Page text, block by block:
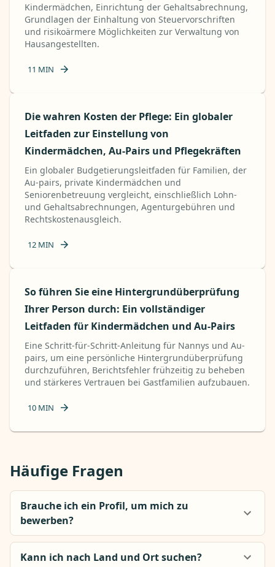
Kindermädchen, Einrichtung der Gehaltsabrechnung,
Grundlagen der Einhaltung von Steuervorschriften
und risikoärmere Möglichkeiten zur Verwaltung von
Hausangestellten.
11 MIN
Die wahren Kosten der Pflege: Ein globaler
Leitfaden zur Einstellung von
Kindermädchen, Au-Pairs und Pflegekräften
Ein globaler Budgetierungsleitfaden für Familien, der
Au-pairs, private Kindermädchen und
Seniorenbetreuung vergleicht, einschließlich Lohn-
und Gehaltsabrechnungen, Agenturgebühren und
Rechtskostenausgleich.
12 MIN
So führen Sie eine Hintergrundüberprüfung
Ihrer Person durch: Ein vollständiger
Leitfaden für Kindermädchen und Au-Pairs
Eine Schritt-für-Schritt-Anleitung für Nannys und Au-
pairs, um eine persönliche Hintergrundüberprüfung
durchzuführen, Berichtsfehler frühzeitig zu beheben
und stärkeres Vertrauen bei Gastfamilien aufzubauen.
10 MIN
Häufige Fragen
Brauche ich ein Profil, um mich zu
bewerben?
Kann ich nach Land und Ort suchen?